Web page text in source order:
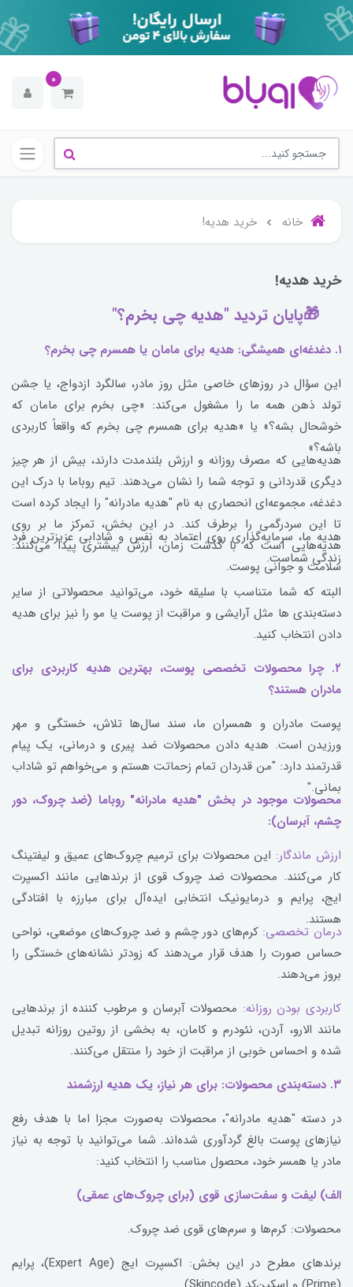
0
خانه خرید هدیه!
خرید هدیه!
🎁پایان تردید "هدیه چی بخرم؟"
۱. دغدغه‌ای همیشگی: هدیه برای مامان یا همسرم چی بخرم؟
این سؤال در روزهای خاصی مثل روز مادر، سالگرد ازدواج، یا جشن
تولد ذهن همه ما را مشغول می‌کند: «چی بخرم برای مامان که
خوشحال بشه؟» یا «هدیه برای همسرم چی بخرم که واقعاً کاربردی
باشه؟»
هدیه‌هایی که مصرف روزانه و ارزش بلندمدت دارند، بیش از هر چیز
دیگری قدردانی و توجه شما را نشان می‌دهند. تیم روباما با درک این
دغدغه، مجموعه‌ای انحصاری به نام "هدیه مادرانه" را ایجاد کرده است
تا این سردرگمی را برطرف کند. در این بخش، تمرکز ما بر روی
هدیه‌هایی است که با گذشت زمان، ارزش بیشتری پیدا می‌کنند:
سلامت و جوانی پوست.
هدیه ما، سرمایه‌گذاری روی اعتماد به نفس و شادابی عزیزترین فرد
زندگی شماست.
البته که شما متناسب با سلیقه خود، می‌توانید محصولاتی از سایر
دسته‌بندی ها مثل آرایشی و مراقبت از پوست یا مو را نیز برای هدیه
دادن انتخاب کنید.
۲. چرا محصولات تخصصی پوست، بهترین هدیه کاربردی برای
مادران هستند؟
پوست مادران و همسران ما، سند سال‌ها تلاش، خستگی و مهر
ورزیدن است. هدیه دادن محصولات ضد پیری و درمانی، یک پیام
قدرتمند دارد: "من قدردان تمام زحماتت هستم و می‌خواهم تو شاداب
بمانی."
محصولات موجود در بخش "هدیه مادرانه" روباما (ضد چروک، دور
چشم، آبرسان):
ارزش ماندگار: این محصولات برای ترمیم چروک‌های عمیق و لیفتینگ
کار می‌کنند. محصولات ضد چروک قوی از برندهایی مانند اکسپرت
ایج، پرایم و درمایونیک انتخابی ایده‌آل برای مبارزه با افتادگی
هستند.
درمان تخصصی: کرم‌های دور چشم و ضد چروک‌های موضعی، نواحی
حساس صورت را هدف قرار می‌دهند که زودتر نشانه‌های خستگی را
بروز می‌دهند.
کاربردی بودن روزانه: محصولات آبرسان و مرطوب کننده از برندهایی
مانند الارو، آردن، نئودرم و کامان، به بخشی از روتین روزانه تبدیل
شده و احساس خوبی از مراقبت از خود را منتقل می‌کنند.
۳. دسته‌بندی محصولات: برای هر نیاز، یک هدیه ارزشمند
در دسته "هدیه مادرانه"، محصولات به‌صورت مجزا اما با هدف رفع
نیازهای پوست بالغ گردآوری شده‌اند. شما می‌توانید با توجه به نیاز
مادر یا همسر خود، محصول مناسب را انتخاب کنید:
الف) لیفت و سفت‌سازی قوی (برای چروک‌های عمقی)
محصولات: کرم‌ها و سرم‌های قوی ضد چروک.
برندهای مطرح در این بخش: اکسپرت ایج (Expert Age)، پرایم